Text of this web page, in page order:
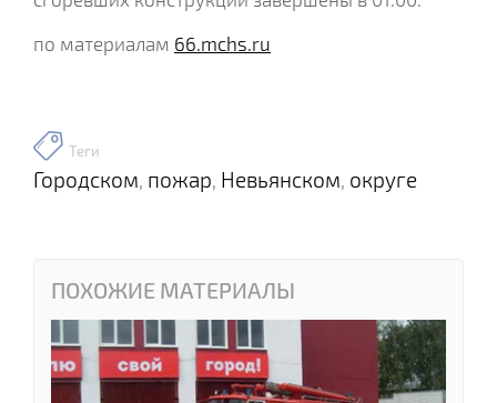
по материалам 66.mchs.ru
Теги
Городском, пожар, Невьянском, округе
ПОХОЖИЕ МАТЕРИАЛЫ